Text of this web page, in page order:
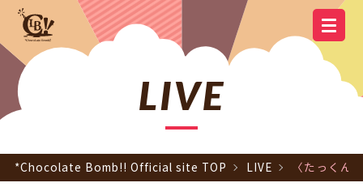
OFFICIAL SITE TOP
SCHEDULE DISCOGRAPHY
GOODS
YOUTUBE OFFICIAL LINE
OFFICIAL
LIVE
*Chocolate Bomb!! Official site TOP LIVE 〈たっくん